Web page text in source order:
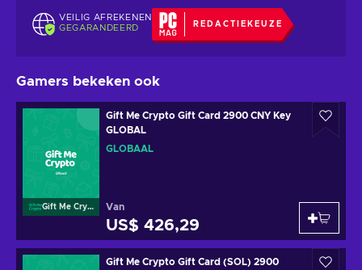
VEILIG AFREKENEN
GEGARANDEERD
REDACTIEKEUZE
Gamers bekeken ook
Gift Me Crypto
Gift Me Crypto Gift Card 2900 CNY Key
GLOBAL
GLOBAAL
Van
US$ 426,29
Gift Me Crypto Gift Card (SOL) 2900